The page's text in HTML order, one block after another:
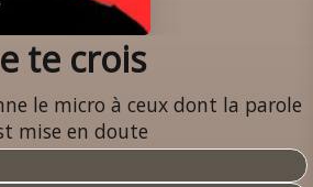
te crois
le micro à ceux dont la parole
mise en doute